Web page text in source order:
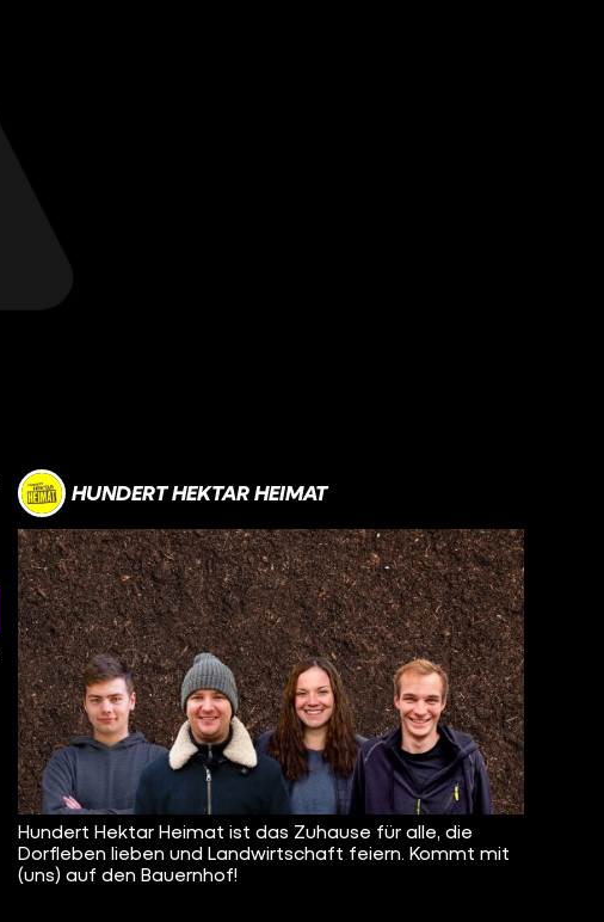
HUNDERT HEKTAR HEIMAT
Hundert Hektar Heimat ist das Zuhause für alle, die
Dorfleben lieben und Landwirtschaft feiern. Kommt mit
(uns) auf den Bauernhof!